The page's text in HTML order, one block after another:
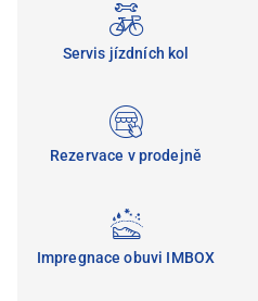
Servis jízdních kol
Rezervace v prodejně
Impregnace obuvi IMBOX